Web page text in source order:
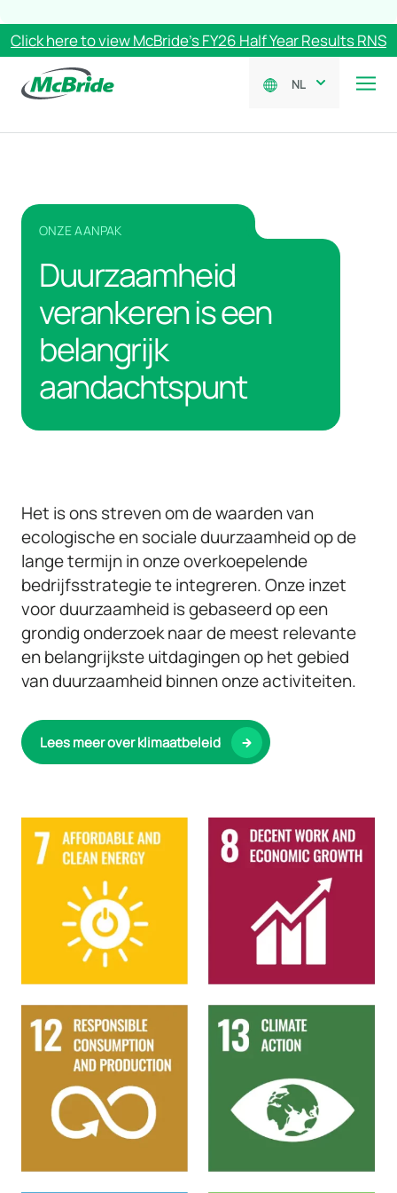
Click here to view McBride’s FY26 Half Year Results RNS
NL
ONZE AANPAK
Duurzaamheid
verankeren is een
belangrijk
aandachtspunt
Het is ons streven om de waarden van
ecologische en sociale duurzaamheid op de
lange termijn in onze overkoepelende
bedrijfsstrategie te integreren. Onze inzet
voor duurzaamheid is gebaseerd op een
grondig onderzoek naar de meest relevante
en belangrijkste uitdagingen op het gebied
van duurzaamheid binnen onze activiteiten.
Lees meer over klimaatbeleid